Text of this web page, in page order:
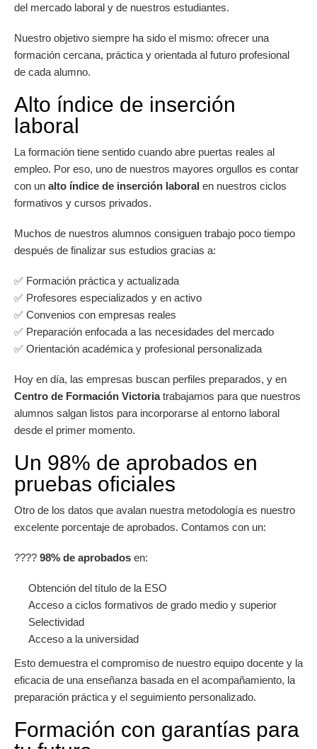
del mercado laboral y de nuestros estudiantes.
Nuestro objetivo siempre ha sido el mismo: ofrecer una
formación cercana, práctica y orientada al futuro profesional
de cada alumno.
Alto índice de inserción
laboral
La formación tiene sentido cuando abre puertas reales al
empleo. Por eso, uno de nuestros mayores orgullos es contar
con un alto índice de inserción laboral en nuestros ciclos
formativos y cursos privados.
Muchos de nuestros alumnos consiguen trabajo poco tiempo
después de finalizar sus estudios gracias a:
✅ Formación práctica y actualizada
✅ Profesores especializados y en activo
✅ Convenios con empresas reales
✅ Preparación enfocada a las necesidades del mercado
✅ Orientación académica y profesional personalizada
Hoy en día, las empresas buscan perfiles preparados, y en
Centro de Formación Victoriatrabajamos para que nuestros
alumnos salgan listos para incorporarse al entorno laboral
desde el primer momento.
Un 98% de aprobados en
pruebas oficiales
Otro de los datos que avalan nuestra metodología es nuestro
excelente porcentaje de aprobados. Contamos con un:
???? 98% de aprobados en:
Obtención del título de la ESO
Acceso a ciclos formativos de grado medio y superior
Selectividad
Acceso a la universidad
Esto demuestra el compromiso de nuestro equipo docente y la
eficacia de una enseñanza basada en el acompañamiento, la
preparación práctica y el seguimiento personalizado.
Formación con garantías para